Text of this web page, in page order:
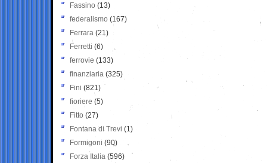
Fassino (13)
federalismo (167)
Ferrara (21)
Ferretti (6)
ferrovie (133)
finanziaria (325)
Fini (821)
fioriere (5)
Fitto (27)
Fontana di Trevi (1)
Formigoni (90)
Forza Italia (596)